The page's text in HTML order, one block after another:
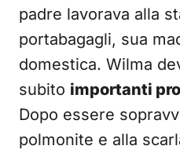
padre lavorava alla
portabagagli, sua
domestica. Wilma
subito importanti
Dopo essere
polmonite e alla